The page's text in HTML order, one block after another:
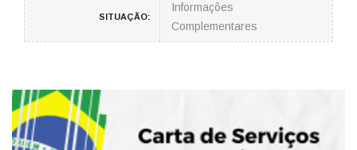
SITUAÇÃO:
Informações
Complementares